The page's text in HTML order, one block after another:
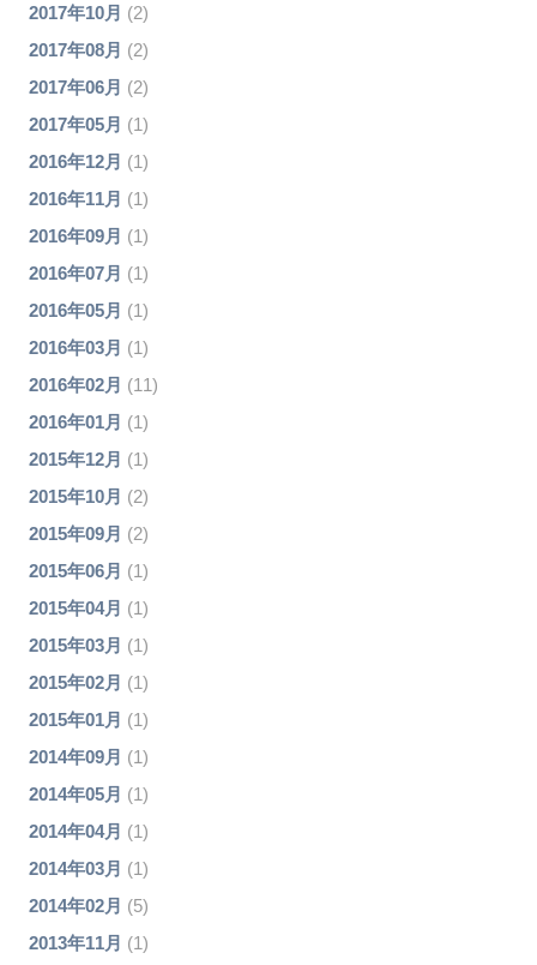
2017年10月 (2)
2017年08月 (2)
2017年06月 (2)
2017年05月 (1)
2016年12月 (1)
2016年11月 (1)
2016年09月 (1)
2016年07月 (1)
2016年05月 (1)
2016年03月 (1)
2016年02月 (11)
2016年01月 (1)
2015年12月 (1)
2015年10月 (2)
2015年09月 (2)
2015年06月 (1)
2015年04月 (1)
2015年03月 (1)
2015年02月 (1)
2015年01月 (1)
2014年09月 (1)
2014年05月 (1)
2014年04月 (1)
2014年03月 (1)
2014年02月 (5)
2013年11月 (1)